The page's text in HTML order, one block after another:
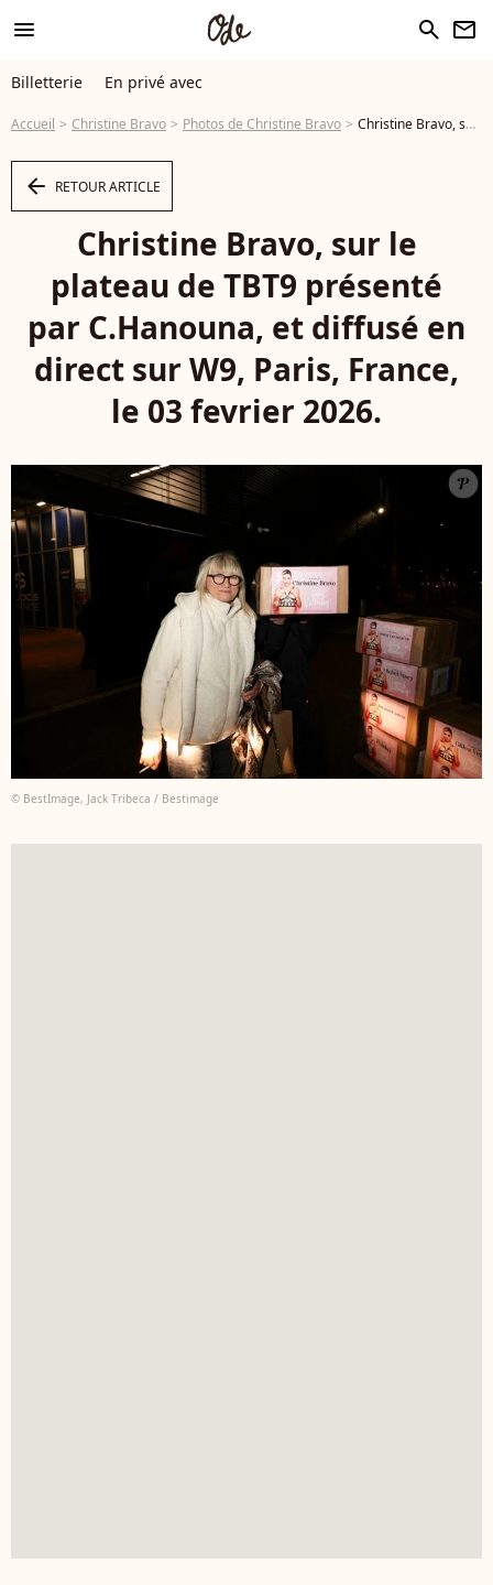
menu search newsletter
Billetterie En privé avec
Accueil Christine Bravo Photos de Christine Bravo Christine Bravo, sur le plateau de TBT9 présenté par C.Hanouna, et diffusé en direct sur W9, Paris, France, le 03 fevrier 2026. © Jack Tribeca / Bestimage - Photo
arrow_left RETOUR ARTICLE
Christine Bravo, sur le
plateau de TBT9 présenté
par C.Hanouna, et diffusé en
direct sur W9, Paris, France,
le 03 fevrier 2026.
© BestImage, Jack Tribeca / Bestimage